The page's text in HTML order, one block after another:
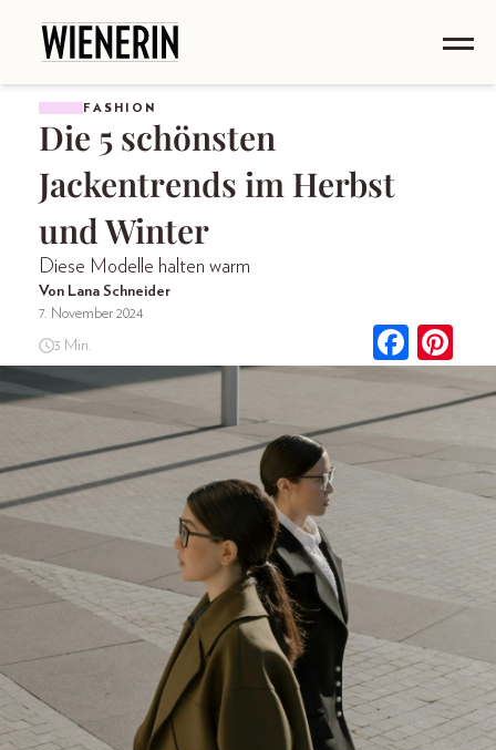
FASHION
Die 5 schönsten
Jackentrends im Herbst
und Winter
Diese Modelle halten warm
Von Lana Schneider
7. November 2024
3 Min.